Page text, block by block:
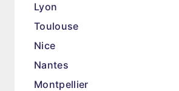
Lyon
Toulouse
Nice
Nantes
Montpellier